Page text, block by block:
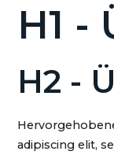
H1 -
H2 -
adipiscing elit,